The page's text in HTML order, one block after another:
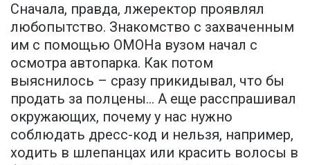
Сначала, правда, лжеректор проявлял
любопытство. Знакомство с захваченным
им с помощью ОМОНа вузом начал с
осмотра автопарка. Как потом
выяснилось – сразу прикидывал, что бы
продать за полцены… А еще расспрашивал
окружающих, почему у нас нужно
соблюдать дресс-код и нельзя, например,
ходить в шлепанцах или красить волосы в